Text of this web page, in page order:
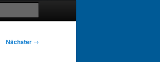
Nächster →